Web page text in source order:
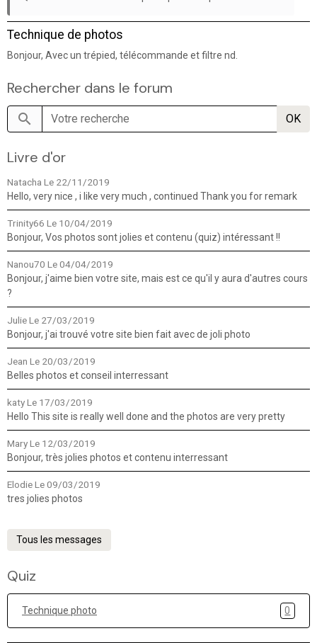
Technique de photos
Bonjour, Avec un trépied, télécommande et filtre nd.
Rechercher dans le forum
OK
Livre d'or
Natacha Le 22/11/2019
Hello, very nice , i like very much , continued Thank you for remark
Trinity66 Le 10/04/2019
Bonjour, Vos photos sont jolies et contenu (quiz) intéressant !!
Nanou70 Le 04/04/2019
Bonjour, j'aime bien votre site, mais est ce qu'il y aura d'autres cours
?
JulieLe 27/03/2019
Bonjour, j'ai trouvé votre site bien fait avec de joli photo
Jean Le 20/03/2019
Belles photos et conseil interressant
katyLe 17/03/2019
Hello This site is really well done and the photos are very pretty
MaryLe 12/03/2019
Bonjour, très jolies photos et contenu interressant
ElodieLe 09/03/2019
tres jolies photos
Tous les messages
Quiz
Technique photo 0